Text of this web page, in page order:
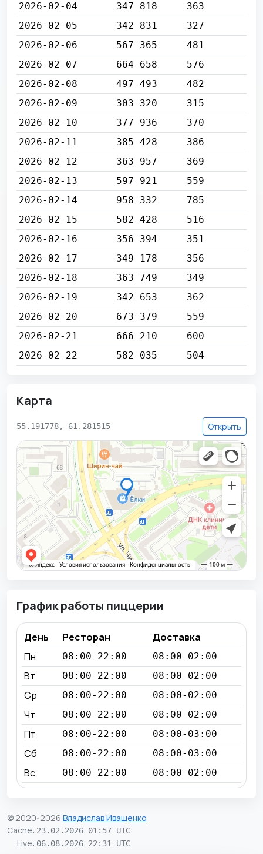
2026-02-04
347 818
363
2026-02-05
342 831
327
2026-02-06
567 365
481
2026-02-07
664 658
576
2026-02-08
497 493
482
2026-02-09
303 320
315
2026-02-10
377 936
370
2026-02-11
385 428
386
2026-02-12
363 957
369
2026-02-13
597 921
559
2026-02-14
958 332
785
2026-02-15
582 428
516
2026-02-16
356 394
351
2026-02-17
349 178
356
2026-02-18
363 749
349
2026-02-19
342 653
362
2026-02-20
673 379
559
2026-02-21
666 210
600
2026-02-22
582 035 504
Карта
55.191778, 61.281515 Открыть
График работы пиццерии
День Ресторан
Доставка
Пн
08:00-22:00 08:00-02:00
Вт 08:00-22:00 08:00-02:00
Ср 08:00-22:00 08:00-02:00
Чт 08:00-22:00 08:00-02:00
Пт 08:00-22:00 08:00-03:00
Сб 08:00-22:00 08:00-03:00
Вс 08:00-22:00 08:00-02:00
© 2020-2026 Владислав Иващенко
Cache: 23.02.2026 01:57 UTC
Live: 06.08.2026 22:31 UTC